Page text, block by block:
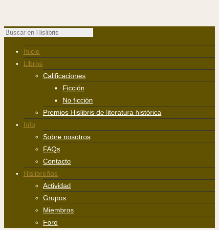
Inicio
Libros
Calificaciones
Ficción
No ficción
Premios Hislibris de literatura histórica
Info
Sobre nosotros
FAQs
Contacto
Hislibreños
Actividad
Grupos
Miembros
Foro